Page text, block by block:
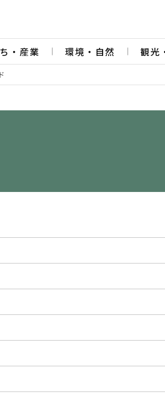
・産業 環境・自然 観光